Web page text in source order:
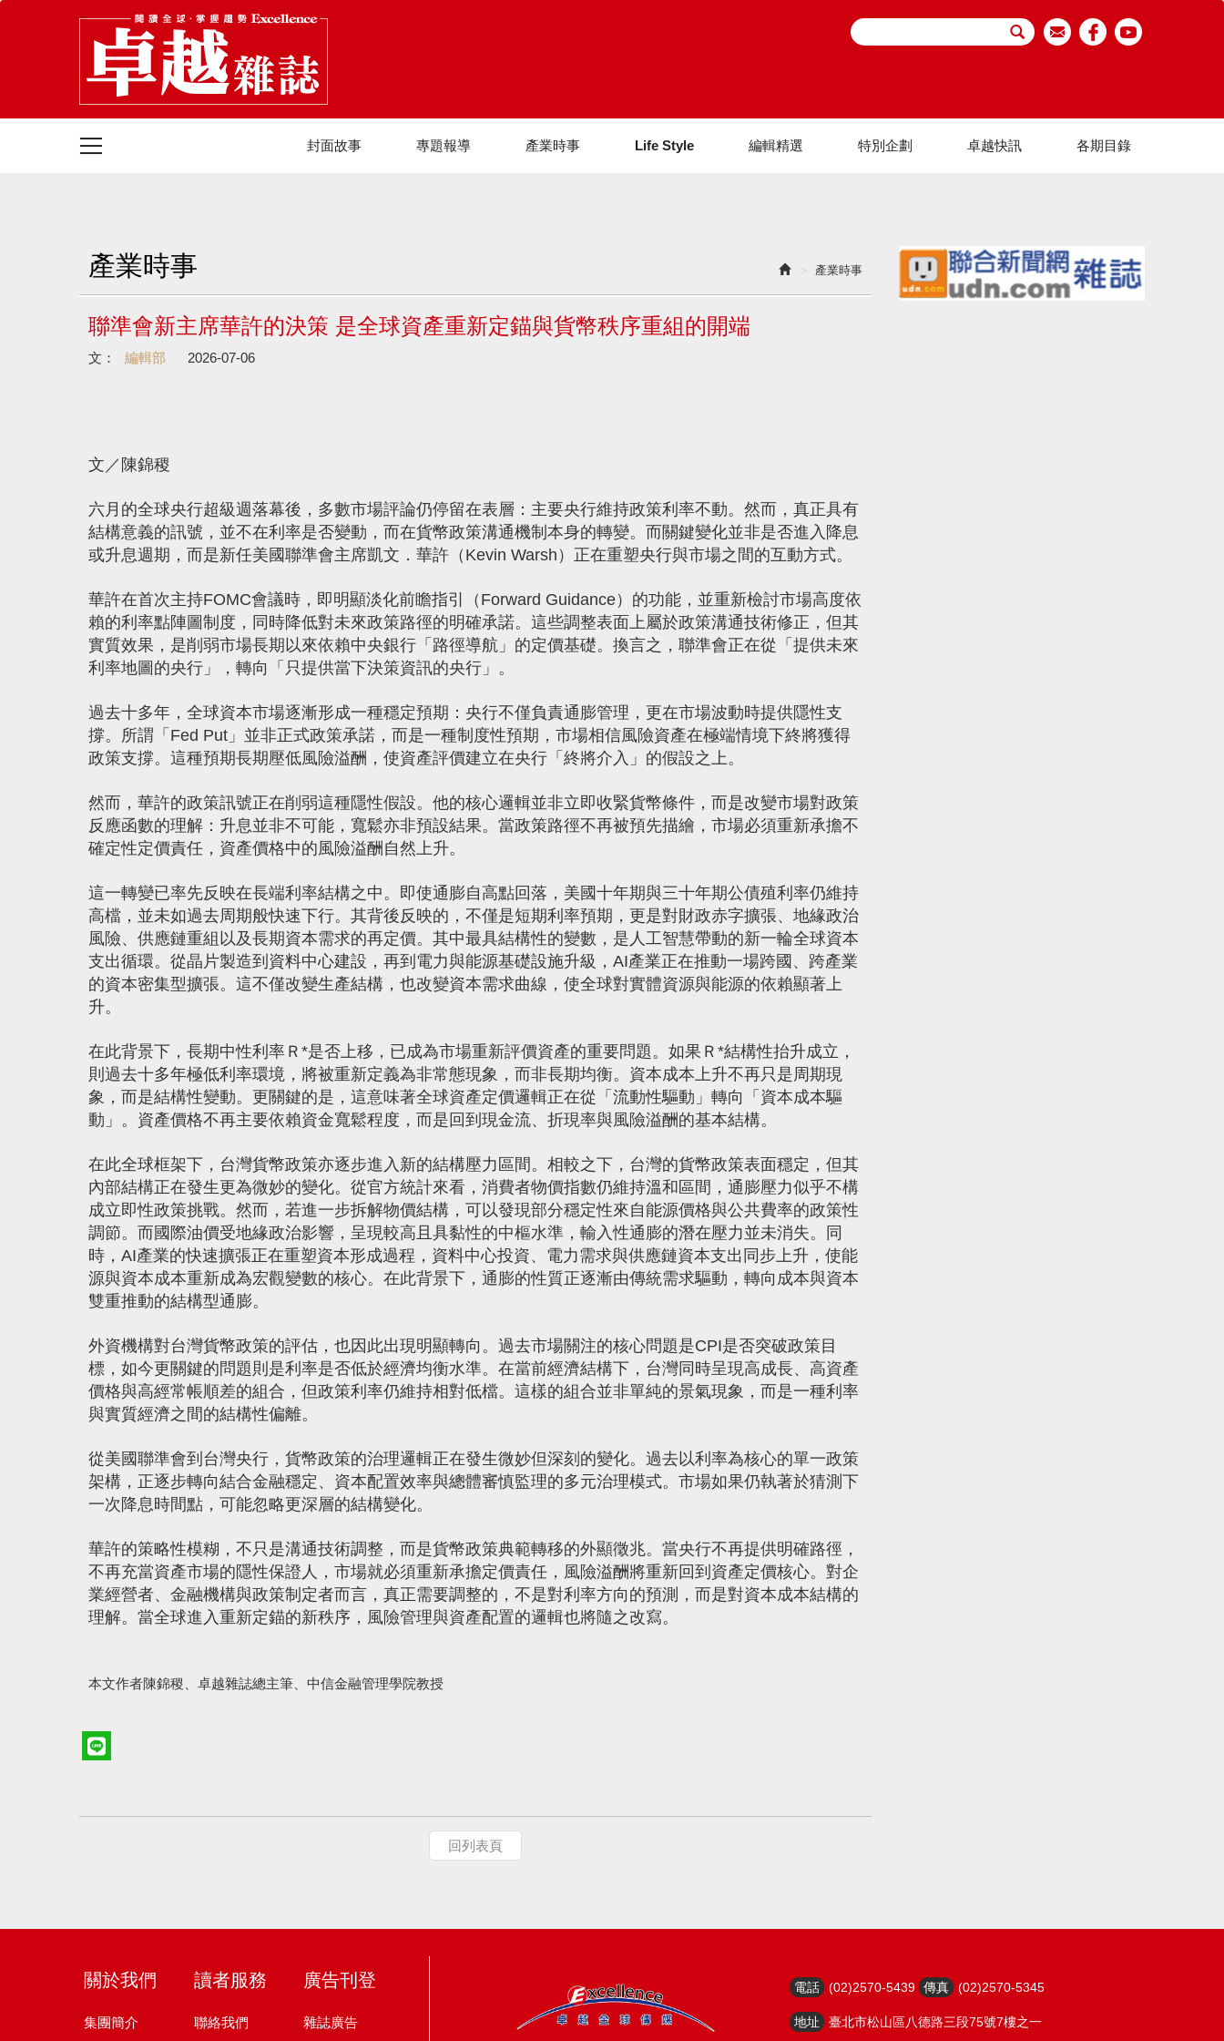
封面故事 專題報導 產業時事 Life Style 編輯精選 特別企劃 卓越快訊 各期目錄
產業時事
產業時事
聯準會新主席華許的決策 是全球資產重新定錨與貨幣秩序重組的開端
文： 編輯部 2026-07-06
文／陳錦稷
六月的全球央行超級週落幕後，多數市場評論仍停留在表層：主要央行維持政策利率不動。然而，真正具有
結構意義的訊號，並不在利率是否變動，而在貨幣政策溝通機制本身的轉變。而關鍵變化並非是否進入降息
或升息週期，而是新任美國聯準會主席凱文．華許（Kevin Warsh）正在重塑央行與市場之間的互動方式。
華許在首次主持FOMC會議時，即明顯淡化前瞻指引（Forward Guidance）的功能，並重新檢討市場高度依
賴的利率點陣圖制度，同時降低對未來政策路徑的明確承諾。這些調整表面上屬於政策溝通技術修正，但其
實質效果，是削弱市場長期以來依賴中央銀行「路徑導航」的定價基礎。換言之，聯準會正在從「提供未來
利率地圖的央行」，轉向「只提供當下決策資訊的央行」。
過去十多年，全球資本市場逐漸形成一種穩定預期：央行不僅負責通膨管理，更在市場波動時提供隱性支
撐。所謂「Fed Put」並非正式政策承諾，而是一種制度性預期，市場相信風險資產在極端情境下終將獲得
政策支撐。這種預期長期壓低風險溢酬，使資產評價建立在央行「終將介入」的假設之上。
然而，華許的政策訊號正在削弱這種隱性假設。他的核心邏輯並非立即收緊貨幣條件，而是改變市場對政策
反應函數的理解：升息並非不可能，寬鬆亦非預設結果。當政策路徑不再被預先描繪，市場必須重新承擔不
確定性定價責任，資產價格中的風險溢酬自然上升。
這一轉變已率先反映在長端利率結構之中。即使通膨自高點回落，美國十年期與三十年期公債殖利率仍維持
高檔，並未如過去周期般快速下行。其背後反映的，不僅是短期利率預期，更是對財政赤字擴張、地緣政治
風險、供應鏈重組以及長期資本需求的再定價。其中最具結構性的變數，是人工智慧帶動的新一輪全球資本
支出循環。從晶片製造到資料中心建設，再到電力與能源基礎設施升級，AI產業正在推動一場跨國、跨產業
的資本密集型擴張。這不僅改變生產結構，也改變資本需求曲線，使全球對實體資源與能源的依賴顯著上
升。
在此背景下，長期中性利率Ｒ*是否上移，已成為市場重新評價資產的重要問題。如果Ｒ*結構性抬升成立，
則過去十多年極低利率環境，將被重新定義為非常態現象，而非長期均衡。資本成本上升不再只是周期現
象，而是結構性變動。更關鍵的是，這意味著全球資產定價邏輯正在從「流動性驅動」轉向「資本成本驅
動」。資產價格不再主要依賴資金寬鬆程度，而是回到現金流、折現率與風險溢酬的基本結構。
在此全球框架下，台灣貨幣政策亦逐步進入新的結構壓力區間。相較之下，台灣的貨幣政策表面穩定，但其
內部結構正在發生更為微妙的變化。從官方統計來看，消費者物價指數仍維持溫和區間，通膨壓力似乎不構
成立即性政策挑戰。然而，若進一步拆解物價結構，可以發現部分穩定性來自能源價格與公共費率的政策性
調節。而國際油價受地緣政治影響，呈現較高且具黏性的中樞水準，輸入性通膨的潛在壓力並未消失。同
時，AI產業的快速擴張正在重塑資本形成過程，資料中心投資、電力需求與供應鏈資本支出同步上升，使能
源與資本成本重新成為宏觀變數的核心。在此背景下，通膨的性質正逐漸由傳統需求驅動，轉向成本與資本
雙重推動的結構型通膨。
外資機構對台灣貨幣政策的評估，也因此出現明顯轉向。過去市場關注的核心問題是CPI是否突破政策目
標，如今更關鍵的問題則是利率是否低於經濟均衡水準。在當前經濟結構下，台灣同時呈現高成長、高資產
價格與高經常帳順差的組合，但政策利率仍維持相對低檔。這樣的組合並非單純的景氣現象，而是一種利率
與實質經濟之間的結構性偏離。
從美國聯準會到台灣央行，貨幣政策的治理邏輯正在發生微妙但深刻的變化。過去以利率為核心的單一政策
架構，正逐步轉向結合金融穩定、資本配置效率與總體審慎監理的多元治理模式。市場如果仍執著於猜測下
一次降息時間點，可能忽略更深層的結構變化。
華許的策略性模糊，不只是溝通技術調整，而是貨幣政策典範轉移的外顯徵兆。當央行不再提供明確路徑，
不再充當資產市場的隱性保證人，市場就必須重新承擔定價責任，風險溢酬將重新回到資產定價核心。對企
業經營者、金融機構與政策制定者而言，真正需要調整的，不是對利率方向的預測，而是對資本成本結構的
理解。當全球進入重新定錨的新秩序，風險管理與資產配置的邏輯也將隨之改寫。
本文作者陳錦稷、卓越雜誌總主筆、中信金融管理學院教授
回列表頁
關於我們
集團簡介
讀者服務
聯絡我們
廣告刊登
雜誌廣告
電話 (02)2570-5439 傳真 (02)2570-5345
地址 臺北市松山區八德路三段75號7樓之一